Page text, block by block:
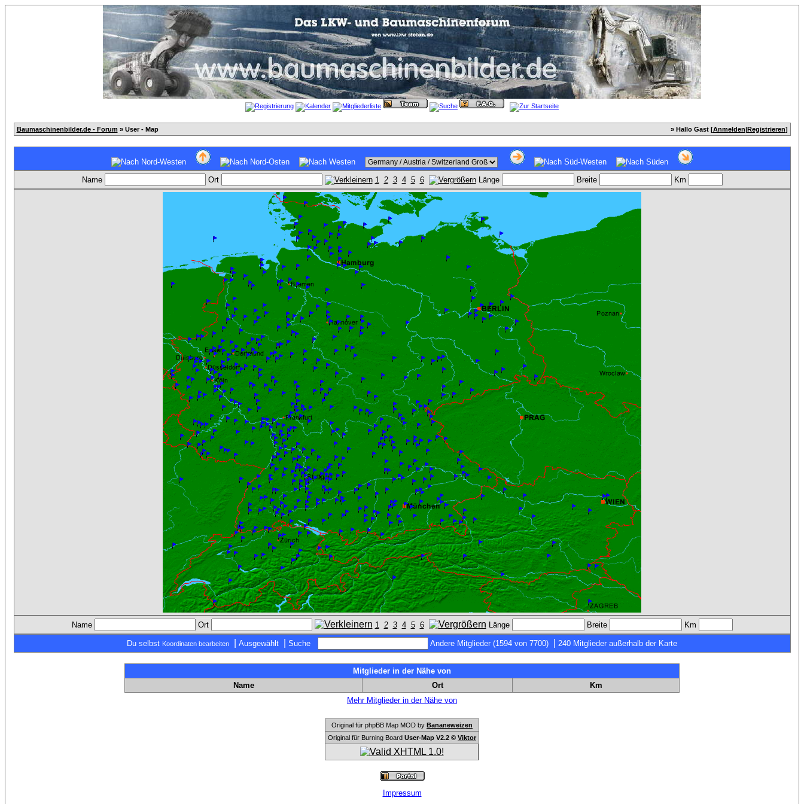
Baumaschinenbilder.de - Forum » User - Map » Hallo Gast [Anmelden|Registrieren]
Name Ort 1 2 3 4 5 6 Länge Breite Km
Name Ort 1 2 3 4 5 6 Länge Breite Km
Du selbst Koordinaten bearbeiten Ausgewählt Suche Andere Mitglieder (1594 von 7700) 240 Mitglieder außerhalb der Karte
Mitglieder in der Nähe von
Name
Ort
Km
Mehr Mitglieder in der Nähe von
Original für phpBB Map MOD by Bananeweizen
Original für Burning Board User-Map V2.2 © Viktor
Impressum